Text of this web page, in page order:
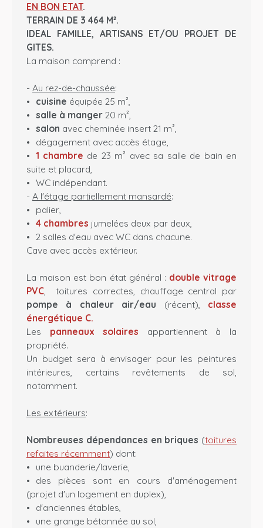
EN BON ETAT.
TERRAIN DE 3 464 M².
IDEAL FAMILLE, ARTISANS ET/OU PROJET DE
GITES.
La maison comprend :
- Au rez-de-chaussée:
cuisine équipée 25 m²,
salle à manger20 m²,
salon avec cheminée insert 21 m²,
dégagement avec accès étage,
1 chambre de 23 m² avec sa salle de bain en
suite et placard,
WC indépendant.
- A l'étage partiellement mansardé:
palier,
4 chambres jumelées deux par deux,
2 salles d'eau avec WC dans chacune.
Cave avec accès extérieur.
La maison est bon état général : double vitrage
PVC, toitures correctes, chauffage central par
pompe à chaleur air/eau (récent), classe
énergétique C.
Les panneaux solaires appartiennent à la
propriété.
Un budget sera à envisager pour les peintures
intérieures, certains revêtements de sol,
notamment.
Les extérieurs:
Nombreuses dépendances en briques (toitures
refaites récemment) dont:
une buanderie/laverie,
des pièces sont en cours d'aménagement
(projet d'un logement en duplex),
d'anciennes étables,
une grange bétonnée au sol,